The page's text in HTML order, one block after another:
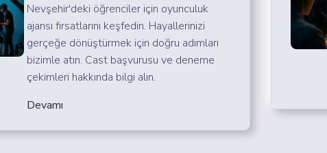
Nevşehir'deki öğrenciler için oyunculuk
ajansı fırsatlarını keşfedin. Hayallerinizi
gerçeğe dönüştürmek için doğru adımları
bizimle atın. Cast başvurusu ve deneme
çekimleri hakkında bilgi alın.
Devamı